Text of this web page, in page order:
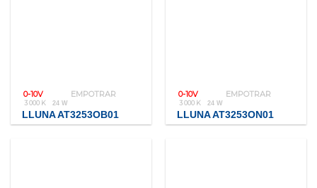
0-10V EMPOTRAR
3 000 K 24 W
LLUNA AT3253OB01
0-10V EMPOTRAR
3 000 K 24 W
LLUNA AT3253ON01